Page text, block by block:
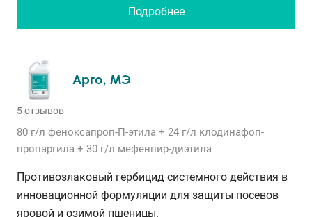
Подробнее
Арго, МЭ
5 отзывов
80 г/л феноксапроп-П-этила + 24 г/л клодинафоп-
пропаргила + 30 г/л мефенпир-диэтила
Противозлаковый гербицид системного действия в
инновационной формуляции для защиты посевов
яровой и озимой пшеницы.